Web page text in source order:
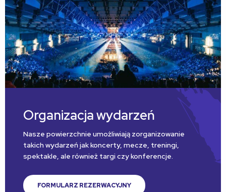
Organizacja wydarzeń
Nasze powierzchnie umożliwiają zorganizowanie
takich wydarzeń jak koncerty, mecze, treningi,
spektakle, ale również targi czy konferencje.
FORMULARZ REZERWACYJNY